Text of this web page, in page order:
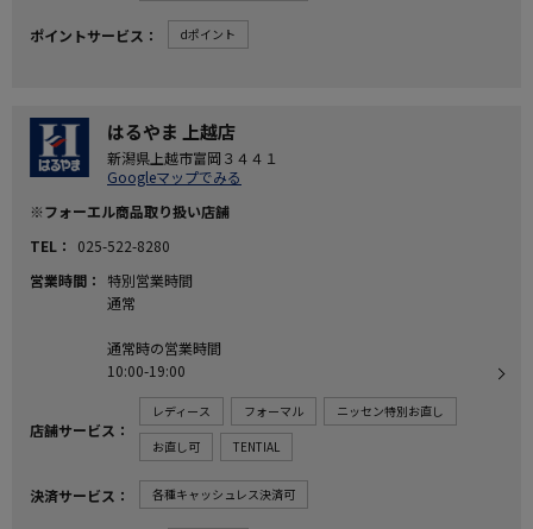
ポイントサービス dポイント
はるやま 上越店
新潟県上越市富岡３４４１
Googleマップでみる
※フォーエル商品取り扱い店舗
TEL
025-522-8280
営業時間
特別営業時間
通常
通常時の営業時間
10:00-19:00
店舗サービス
レディース フォーマル
ニッセン特別お直し
お直し可
TENTIAL
決済サービス 各種キャッシュレス決済可